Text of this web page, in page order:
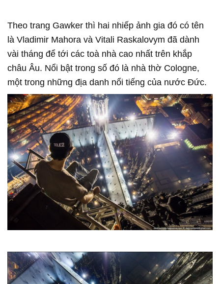
Theo trang Gawker thì hai nhiếp ảnh gia đó có tên
là Vladimir Mahora và Vitali Raskalovym đã dành
vài tháng để tới các toà nhà cao nhất trên khắp
châu Âu. Nổi bật trong số đó là nhà thờ Cologne,
một trong những địa danh nổi tiếng của nước Đức.